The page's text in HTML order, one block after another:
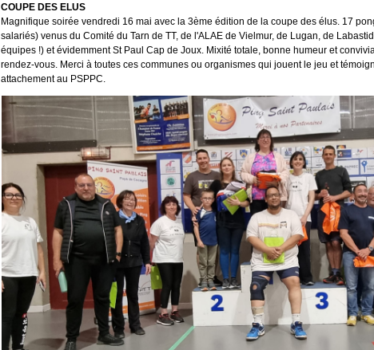
COUPE DES ELUS
Magnifique soirée vendredi 16 mai avec la 3ème édition de la coupe des élus. 17
salariés) venus du Comité du Tarn de TT, de l'ALAE de Vielmur, de Lugan, de
équipes !) et évidemment St Paul Cap de Joux. Mixité totale, bonne humeur et
rendez-vous. Merci à toutes ces communes ou organismes qui jouent le jeu et
attachement au PSPPC.